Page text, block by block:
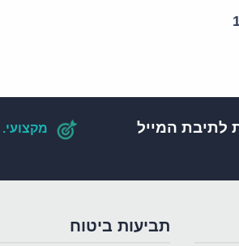
לתיבת המייל
מקצועי.
תביעות ביטוח